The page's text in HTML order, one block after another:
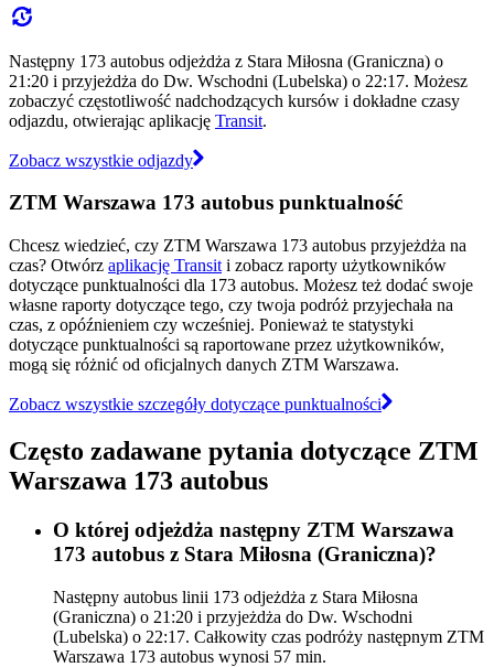
Następny 173 autobus odjeżdża z Stara Miłosna (Graniczna) o
21:20 i przyjeżdża do Dw. Wschodni (Lubelska) o 22:17. Możesz
zobaczyć częstotliwość nadchodzących kursów i dokładne czasy
odjazdu, otwierając aplikację Transit.
Zobacz wszystkie odjazdy
ZTM Warszawa 173 autobus punktualność
Chcesz wiedzieć, czy ZTM Warszawa 173 autobus przyjeżdża na
czas? Otwórz aplikację Transit i zobacz raporty użytkowników
dotyczące punktualności dla 173 autobus. Możesz też dodać swoje
własne raporty dotyczące tego, czy twoja podróż przyjechała na
czas, z opóźnieniem czy wcześniej. Ponieważ te statystyki
dotyczące punktualności są raportowane przez użytkowników,
mogą się różnić od oficjalnych danych ZTM Warszawa.
Zobacz wszystkie szczegóły dotyczące punktualności
Często zadawane pytania dotyczące ZTM
Warszawa 173 autobus
O której odjeżdża następny ZTM Warszawa
173 autobus z Stara Miłosna (Graniczna)?
Następny autobus linii 173 odjeżdża z Stara Miłosna
(Graniczna) o 21:20 i przyjeżdża do Dw. Wschodni
(Lubelska) o 22:17. Całkowity czas podróży następnym ZTM
Warszawa 173 autobus wynosi 57 min.